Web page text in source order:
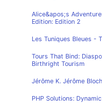
Alice&apos;s
Edition: Edition 2
Les Tuniques Bleues -
Tours That Bind:
Birthright Tourism
Jérôme K. Jérôme
PHP Solutions: